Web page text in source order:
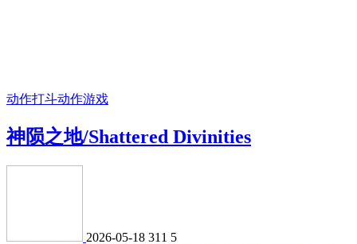
动作打斗动作游戏
神陨之地/Shattered Divinities
2026-05-18 311 5